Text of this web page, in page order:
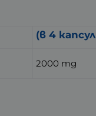
(в 4
2000 mg